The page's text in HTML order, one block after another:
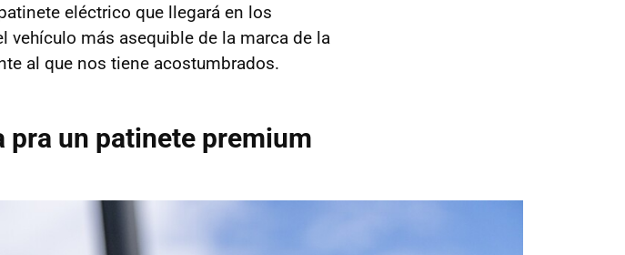
eléctrico que llegará en los
más asequible de la marca de la
al que nos tiene acostumbrados.
pra un patinete premium